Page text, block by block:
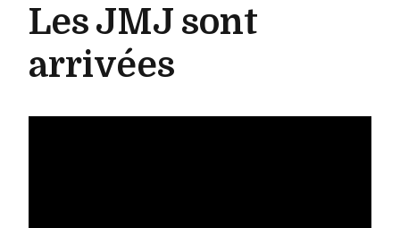
Les JMJ sont
arrivées